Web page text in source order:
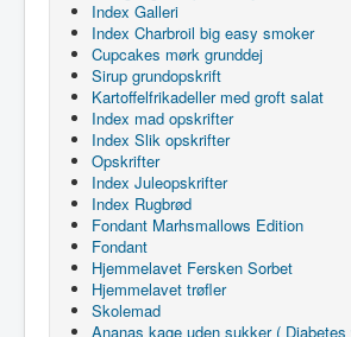
Index Galleri
Index Charbroil big easy smoker
Cupcakes mørk grunddej
Sirup grundopskrift
Kartoffelfrikadeller med groft salat
Index mad opskrifter
Index Slik opskrifter
Opskrifter
Index Juleopskrifter
Index Rugbrød
Fondant Marhsmallows Edition
Fondant
Hjemmelavet Fersken Sorbet
Hjemmelavet trøfler
Skolemad
Ananas kage uden sukker (